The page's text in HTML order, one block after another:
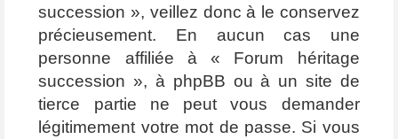
succession », veillez donc à le conservez
précieusement. En aucun cas une
personne affiliée à « Forum héritage
succession », à phpBB ou à un site de
tierce partie ne peut vous demander
légitimement votre mot de passe. Si vous